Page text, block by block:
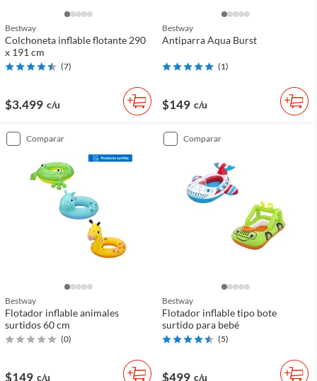
Bestway
Colchoneta inflable flotante 290
x 191 cm
(7)
$3.499 c/u
Bestway
Antiparra Aqua Burst
(1)
$149 c/u
comparar
Bestway
Flotador inflable animales
surtidos 60 cm
(0)
$149 c/u
comparar
Bestway
Flotador inflable tipo bote
surtido para bebé
(5)
$499 c/u